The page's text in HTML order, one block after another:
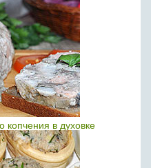
копчения в духовке